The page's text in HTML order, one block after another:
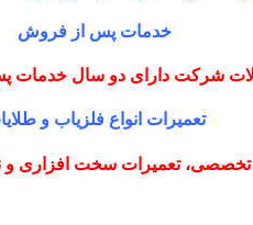
خدمات پس از فروش
شرکت دارای دو سال خدمات
تعمیرات انواع فلزیاب و
تعمیرات سخت افزاری و نرم